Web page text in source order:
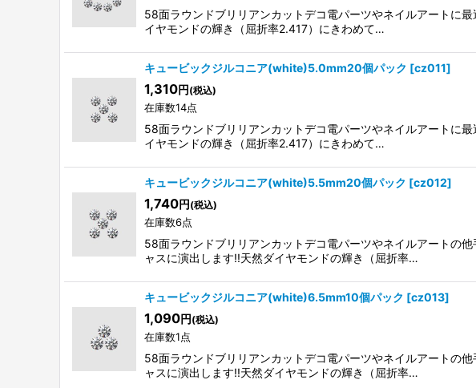
58面ラウンドブリリアンカットデコ電パーツやネイルアートに
イヤモンドの輝き（屈折率2.417）にきわめて…
キュービックジルコニア(white)5.0mm20個パック [cz011]
1,310円 (税込)
在庫数14点
58面ラウンドブリリアンカットデコ電パーツやネイルアートに
イヤモンドの輝き（屈折率2.417）にきわめて…
キュービックジルコニア(white)5.5mm20個パック [cz012]
1,740円 (税込)
在庫数6点
58面ラウンドブリリアンカットデコ電パーツやネイルアートの
ャスに演出します!!天然ダイヤモンドの輝き（屈折率…
キュービックジルコニア(white)6.5mm10個パック [cz013]
1,090円 (税込)
在庫数1点
58面ラウンドブリリアンカットデコ電パーツやネイルアートの
ャスに演出します!!天然ダイヤモンドの輝き（屈折率…